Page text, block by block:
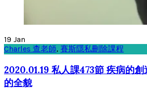
19 Jan
Charles 查老師, 賽斯隱私刪除課程
2020.01.19 私人課473節 疾病的
的全貌